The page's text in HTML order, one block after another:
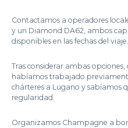
Contactamos a operadores
y un Diamond DA62, ambos
disponibles en las fechas del viaje.
Tras considerar ambas
habíamos trabajado
chárteres a Lugano y sabíamos
regularidad.
Organizamos Champagne a